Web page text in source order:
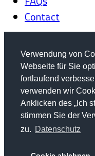
Verwendung von
Webseite für Sie
fortlaufend
verwenden wir
Anklicken des „Ich
stimmen Sie der
zu. Datenschutz
Contact